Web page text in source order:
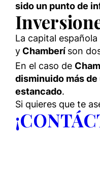
sido un punto de
La capital
y Chamberí son
En el caso de
disminuido más de
estancado.
Si quieres que te